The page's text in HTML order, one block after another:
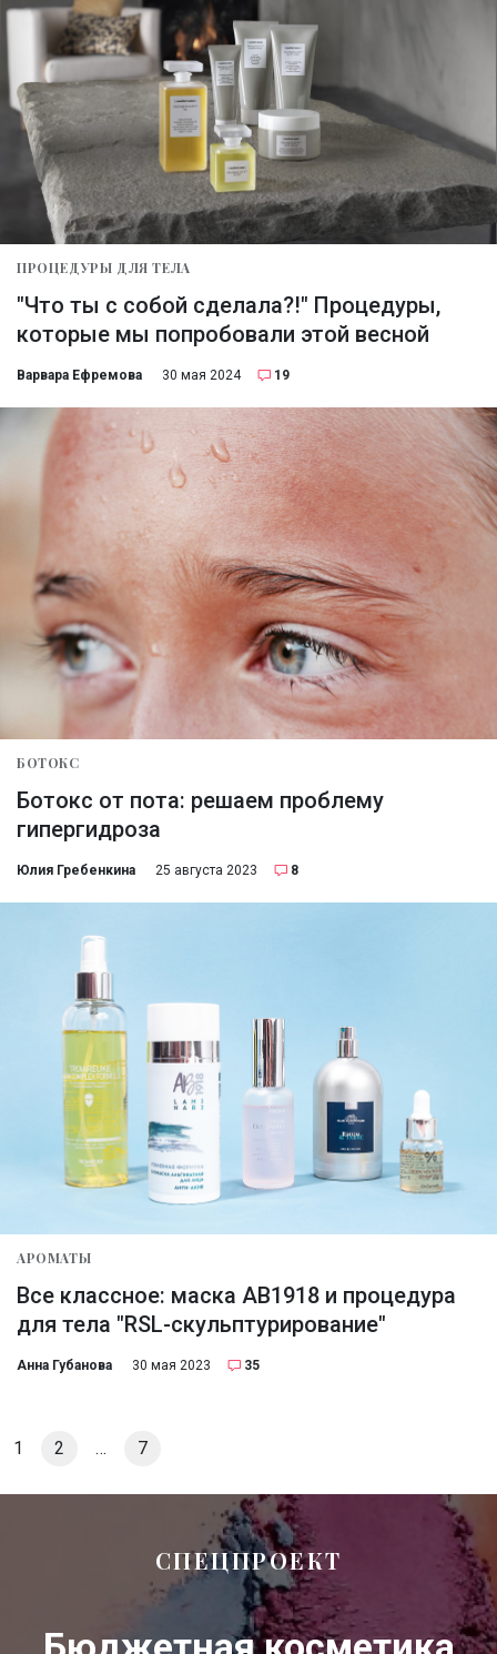
ПРОЦЕДУРЫ ДЛЯ ТЕЛА
"Что ты с собой сделала?!" Процедуры,
которые мы попробовали этой весной
Варвара Ефремова 30 мая 2024 19
БОТОКС
Ботокс от пота: решаем проблему
гипергидроза
Юлия Гребенкина 25 августа 2023 8
АРОМАТЫ
Все классное: маска АВ1918 и процедура
для тела "RSL-скульптурирование"
Анна Губанова 30 мая 2023 35
1 2 … 7
СПЕЦПРОЕКТ